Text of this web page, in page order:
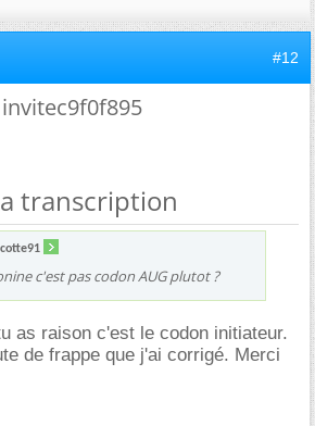
#12
invitec9f0f895
transcription
c'est pas codon AUG plutot ?
as raison c'est le codon initiateur.
de frappe que j'ai corrigé. Merci